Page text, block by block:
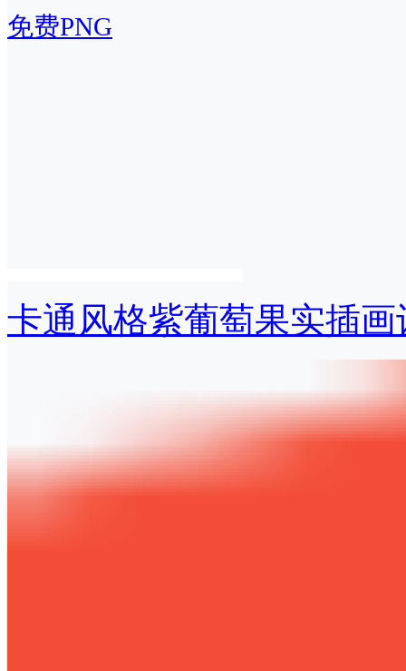
免费PNG
卡通风格紫葡萄果实插